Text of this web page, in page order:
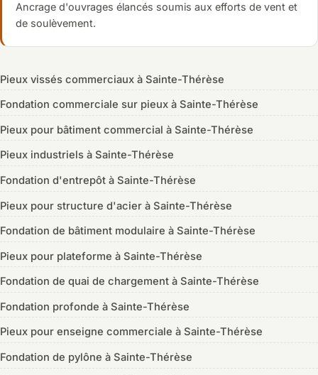
Ancrage d'ouvrages élancés soumis aux efforts de vent et
de soulèvement.
Pieux vissés commerciaux à Sainte-Thérèse
Fondation commerciale sur pieux à Sainte-Thérèse
Pieux pour bâtiment commercial à Sainte-Thérèse
Pieux industriels à Sainte-Thérèse
Fondation d'entrepôt à Sainte-Thérèse
Pieux pour structure d'acier à Sainte-Thérèse
Fondation de bâtiment modulaire à Sainte-Thérèse
Pieux pour plateforme à Sainte-Thérèse
Fondation de quai de chargement à Sainte-Thérèse
Fondation profonde à Sainte-Thérèse
Pieux pour enseigne commerciale à Sainte-Thérèse
Fondation de pylône à Sainte-Thérèse